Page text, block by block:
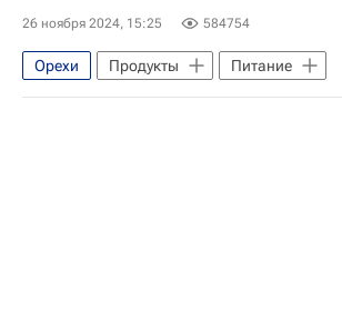
26 ноября 2024, 15:25 584754
Орехи Продукты
Питание
Европа
Южная Америка